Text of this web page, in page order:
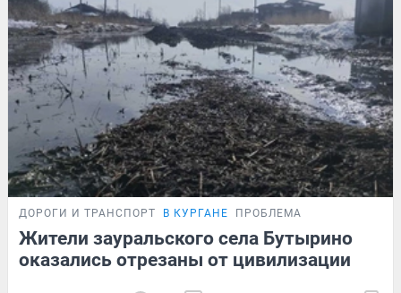
ДОРОГИ И ТРАНСПОРТ В КУРГАНЕ ПРОБЛЕМА
Жители зауральского села Бутырино
оказались отрезаны от цивилизации